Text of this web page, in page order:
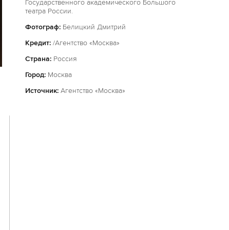
Государственного академического Большого
театра России.
Фотограф: Белицкий Дмитрий
Кредит: /Агентство «Москва»
Страна: Россия
Город: Москва
Источник: Агентство «Москва»